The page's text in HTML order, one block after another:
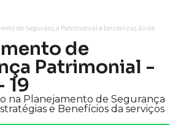
de Segurança Patrimonial e terceirização de
de
Patrimonial -
19
na Planejamento de Segurança
e Benefícios da serviços